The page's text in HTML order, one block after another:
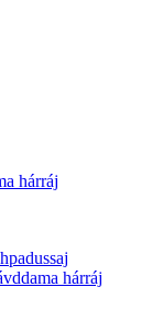
hárráj
hárráj